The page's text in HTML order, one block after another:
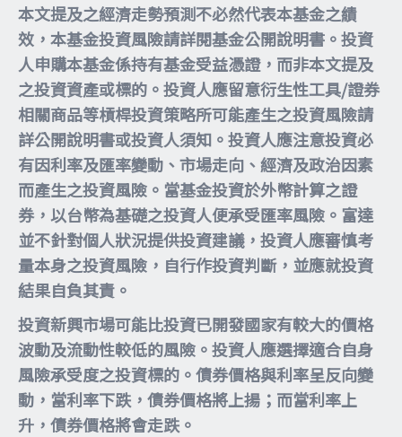
本文提及之經濟走勢預測不必然代表本基金之績
效，本基金投資風險請詳閱基金公開說明書。投資
人申購本基金係持有基金受益憑證，而非本文提及
之投資資產或標的。投資人應留意衍生性工具/證券
相關商品等槓桿投資策略所可能產生之投資風險請
詳公開說明書或投資人須知。投資人應注意投資必
有因利率及匯率變動、市場走向、經濟及政治因素
而產生之投資風險。當基金投資於外幣計算之證
券，以台幣為基礎之投資人便承受匯率風險。富達
並不針對個人狀況提供投資建議，投資人應審慎考
量本身之投資風險，自行作投資判斷，並應就投資
結果自負其責。
投資新興市場可能比投資已開發國家有較大的價格
波動及流動性較低的風險。投資人應選擇適合自身
風險承受度之投資標的。債券價格與利率呈反向變
動，當利率下跌，債券價格將上揚；而當利率上
升，債券價格將會走跌。